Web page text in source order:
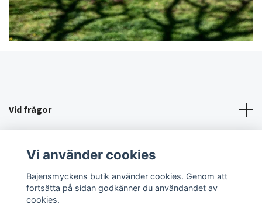
Vid frågor
Sociala medier
Vi använder cookies
Bajensmyckens butik använder cookies. Genom att
fortsätta på sidan godkänner du användandet av
cookies.